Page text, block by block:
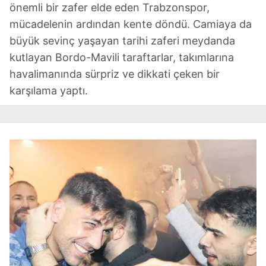
Çerez Bilgilendirme
Metnimiziziyaret edebilirsiniz.
6698 sayılı Kişisel Verilerin Korunması Kanunu uyarınca
hazırlanmış Aydınlatma Metnimizi okumak ve sitemizde
ilgili mevzuata uygun olarak kullanılan çerezlerle ilgili bilgi
önemli bir zafer elde eden Trabzonspor,
mücadelenin ardından kente döndü. Camiaya da
büyük sevinç yaşayan tarihi zaferi meydanda
kutlayan Bordo-Mavili taraftarlar, takımlarına
havalimanında sürpriz ve dikkati çeken bir
karşılama yaptı.